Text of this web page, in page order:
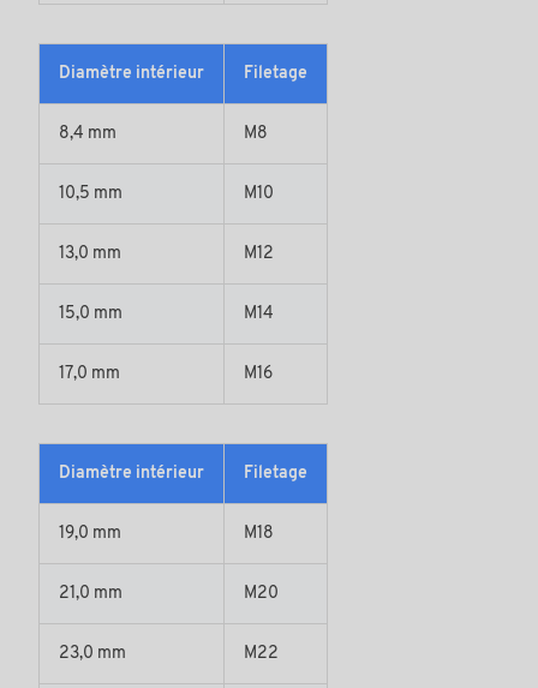
Diamètre intérieur Filetage
8,4 mm M8
10,5 mm M10
13,0 mm M12
15,0 mm M14
17,0 mm M16
Diamètre intérieur Filetage
19,0 mm M18
21,0 mm M20
23,0 mm M22